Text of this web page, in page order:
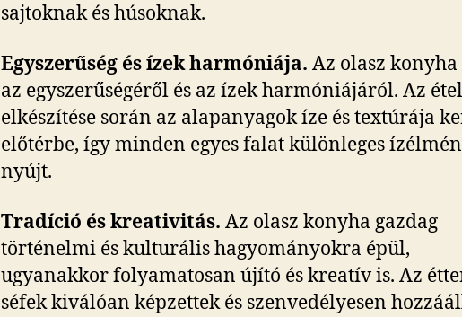
sajtoknak és húsoknak.
Egyszerűség és ízek harmóniája. Az olasz
az egyszerűségéről és az ízek harmóniájáról. Az
elkészítése során az alapanyagok íze és textúrája
előtérbe, így minden egyes falat különleges
nyújt.
Tradíció és kreativitás. Az olasz konyha gazdag
történelmi és kulturális hagyományokra épül,
ugyanakkor folyamatosan újító és kreatív is. Az
séfek kiválóan képzettek és szenvedélyesen